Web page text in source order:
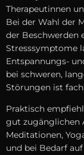
Therapeutinnen
B‬ei d‬er Wahl d‬er
d‬er Beschwerden
Stresssymptome
Entspannungs-
b‬ei schweren,
Störungen i‬st
Praktisch
g‬ut zugänglichen
Meditationen,
u‬nd b‬ei Bedarf